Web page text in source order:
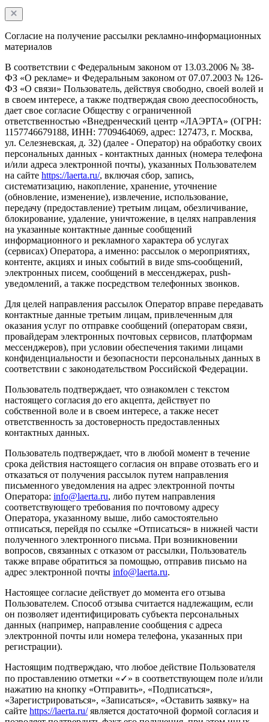
Согласие на получение рассылки рекламно-информационных
материалов
В соответствии с Федеральным законом от 13.03.2006 № 38-
ФЗ «О рекламе» и Федеральным законом от 07.07.2003 № 126-
ФЗ «О связи» Пользователь, действуя свободно, своей волей и
в своем интересе, а также подтверждая свою дееспособность,
дает свое согласие Обществу с ограниченной
ответственностью «Внедренческий центр «ЛАЭРТА» (ОГРН:
1157746679188, ИНН: 7709464069, адрес: 127473, г. Москва,
ул. Селезневская, д. 32) (далее - Оператор) на обработку своих
персональных данных - контактных данных (номера телефона
и/или адреса электронной почты), указанных Пользователем
на сайте https://laerta.ru/, включая сбор, запись,
систематизацию, накопление, хранение, уточнение
(обновление, изменение), извлечение, использование,
передачу (предоставление) третьим лицам, обезличивание,
блокирование, удаление, уничтожение, в целях направления
на указанные контактные данные сообщений
информационного и рекламного характера об услугах
(сервисах) Оператора, а именно: рассылок о мероприятиях,
контенте, акциях и иных событий в виде sms-сообщений,
электронных писем, сообщений в мессенджерах, push-
уведомлений, а также посредством телефонных звонков.
Для целей направления рассылок Оператор вправе передавать
контактные данные третьим лицам, привлеченным для
оказания услуг по отправке сообщений (операторам связи,
провайдерам электронных почтовых сервисов, платформам
мессенджеров), при условии обеспечения такими лицами
конфиденциальности и безопасности персональных данных в
соответствии с законодательством Российской Федерации.
Пользователь подтверждает, что ознакомлен с текстом
настоящего согласия до его акцепта, действует по
собственной воле и в своем интересе, а также несет
ответственность за достоверность предоставленных
контактных данных.
Пользователь подтверждает, что в любой момент в течение
срока действия настоящего согласия он вправе отозвать его и
отказаться от получения рассылок путем направления
письменного уведомления на адрес электронной почты
Оператора: info@laerta.ru, либо путем направления
соответствующего требования по почтовому адресу
Оператора, указанному выше, либо самостоятельно
отписаться, перейдя по ссылке «Отписаться» в нижней части
полученного электронного письма. При возникновении
вопросов, связанных с отказом от рассылки, Пользователь
также вправе обратиться за помощью, отправив письмо на
адрес электронной почты info@laerta.ru.
Настоящее согласие действует до момента его отзыва
Пользователем. Способ отзыва считается надлежащим, если
он позволяет идентифицировать субъекта персональных
данных (например, направление сообщения с адреса
электронной почты или номера телефона, указанных при
регистрации).
Настоящим подтверждаю, что любое действие Пользователя
по проставлению отметки «✓» в соответствующем поле и/или
нажатию на кнопку «Отправить», «Подписаться»,
«Зарегистрироваться», «Записаться», «Оставить заявку» на
сайте https://laerta.ru/является достаточной формой согласия и